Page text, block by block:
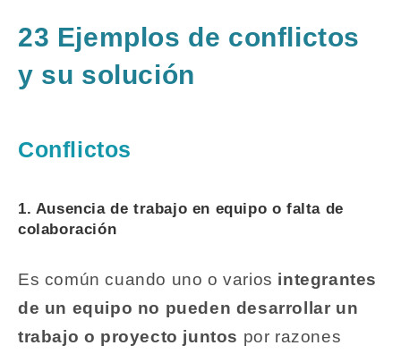
23 Ejemplos de conflictos
y su solución
Conflictos
1. Ausencia de trabajo en equipo o falta de
colaboración
Es común cuando uno o varios integrantes
de un equipo no pueden desarrollar un
trabajo o proyecto juntos por razones